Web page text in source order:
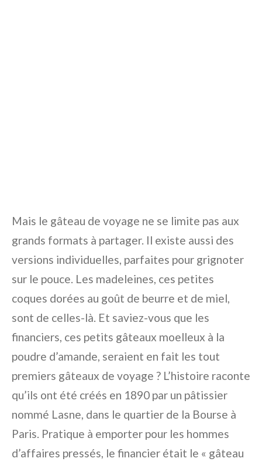
Mais le gâteau de voyage ne se limite pas aux
grands formats à partager. Il existe aussi des
versions individuelles, parfaites pour grignoter
sur le pouce. Les madeleines, ces petites
coques dorées au goût de beurre et de miel,
sont de celles-là. Et saviez-vous que les
financiers, ces petits gâteaux moelleux à la
poudre d’amande, seraient en fait les tout
premiers gâteaux de voyage ? L’histoire raconte
qu’ils ont été créés en 1890 par un pâtissier
nommé Lasne, dans le quartier de la Bourse à
Paris. Pratique à emporter pour les hommes
d’affaires pressés, le financier était le « gâteau